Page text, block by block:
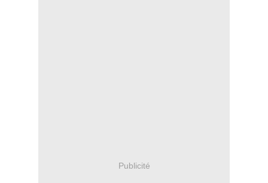
Publicité